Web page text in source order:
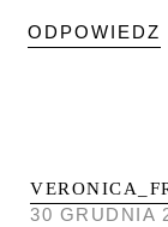
ODPOWIEDZ
30 GRUDNIA